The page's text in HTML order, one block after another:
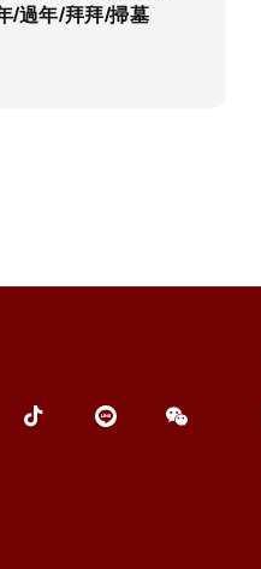
/過年/拜拜/掃墓